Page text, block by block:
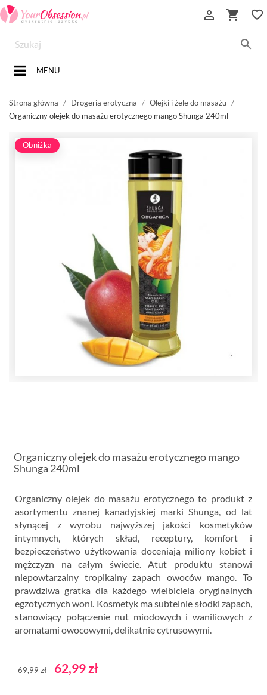
favorite_border



MENU
Strona główna Drogeria erotyczna
Olejki i żele do masażu
Organiczny olejek do masażu erotycznego mango Shunga 240ml
Obniżka
Organiczny olejek do masażu erotycznego mango
Shunga 240ml
Organiczny olejek do masażu erotycznego to produkt z
asortymentu znanej kanadyjskiej marki Shunga, od lat
słynącej z wyrobu najwyższej jakości kosmetyków
intymnych, których skład, receptury, komfort i
bezpieczeństwo użytkowania doceniają miliony kobiet i
mężczyzn na całym świecie. Atut produktu stanowi
niepowtarzalny tropikalny zapach owoców mango. To
prawdziwa gratka dla każdego wielbiciela oryginalnych
egzotycznych woni. Kosmetyk ma subtelnie słodki zapach,
stanowiący połączenie nut miodowych i waniliowych z
aromatami owocowymi, delikatnie cytrusowymi.
69,99 zł 62,99 zł